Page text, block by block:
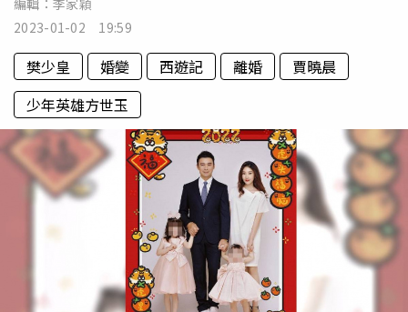
編輯： 李家穎
2023-01-02 19:59
樊少皇 婚變 西遊記 離婚
賈曉晨
少年英雄方世玉